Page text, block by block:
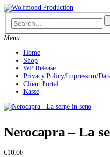
Skip
to
content
Menu
Home
Shop
WP Release
Privacy Policy/Impressum/
Client Portal
Kasse
Nerocapra – La
€10,00